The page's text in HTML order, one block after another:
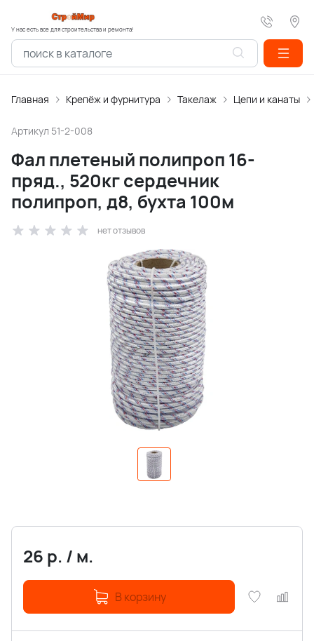
У нас есть все для строительства и ремонта!
Главная Крепёж и фурнитура Такелаж Цепи и канаты
Артикул 51-2-008
Фал плетеный полипроп 16-
пряд., 520кг сердечник
полипроп, д8, бухта 100м
нет отзывов
26 р. / м.
В корзину